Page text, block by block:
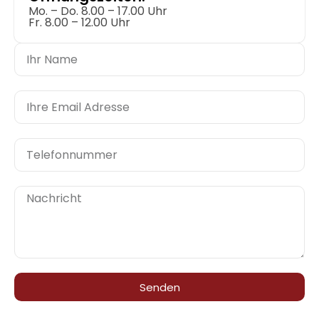
Mo. – Do. 8.00 – 17.00 Uhr
Fr. 8.00 – 12.00 Uhr
Senden